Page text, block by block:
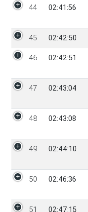
44 02:41:56
45 02:42:50
46 02:42:51
47 02:43:04
48 02:43:08
49 02:44:10
50 02:46:36
51 02:47:15